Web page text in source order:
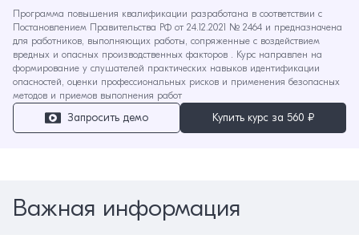
Программа повышения квалификации разработана в соответствии с
Постановлением Правительства РФ от 24.12.2021 № 2464 и предназначена
для работников, выполняющих работы, сопряженные с воздействием
вредных и опасных производственных факторов . Курс направлен на
формирование у слушателей практических навыков идентификации
опасностей, оценки профессиональных рисков и применения безопасных
методов и приемов выполнения работ
Запросить демо Купить курс за 560 ₽
Важная информация